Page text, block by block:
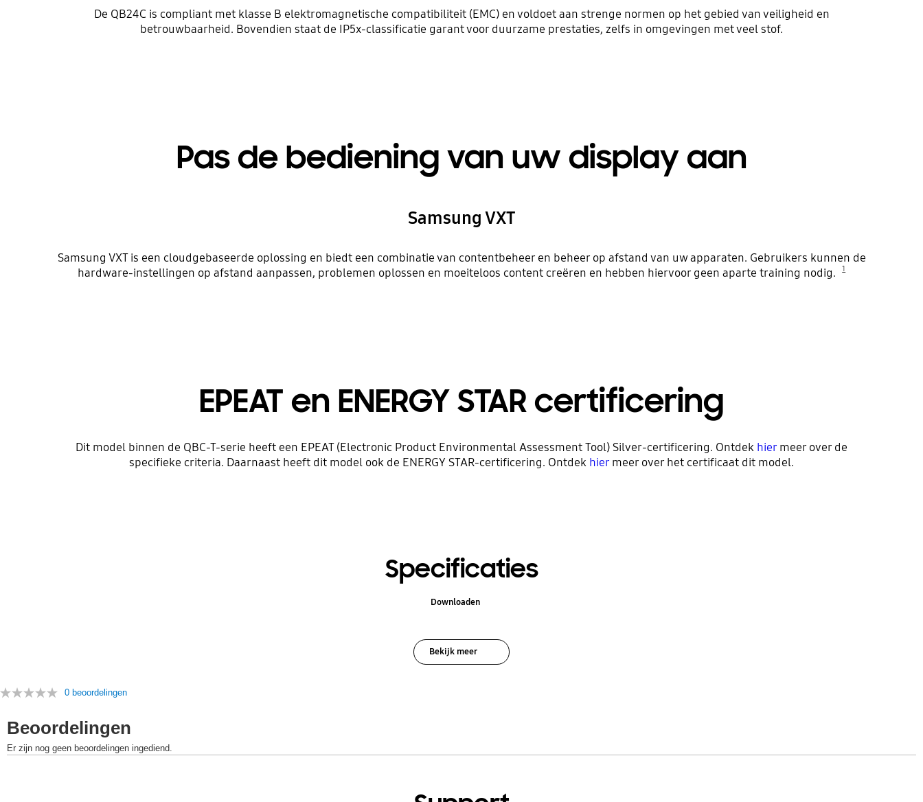
De QB24C is compliant met klasse B elektromagnetische compatibiliteit (EMC) en voldoet aan strenge normen op het gebied van veiligheid en
betrouwbaarheid. Bovendien staat de IP5x-classificatie garant voor duurzame prestaties, zelfs in omgevingen met veel stof.
Pas de bediening van uw display aan
Samsung VXT
Samsung VXT is een cloudgebaseerde oplossing en biedt een combinatie van contentbeheer en beheer op afstand van uw apparaten. Gebruikers kunnen de
hardware-instellingen op afstand aanpassen, problemen oplossen en moeiteloos content creëren en hebben hiervoor geen aparte training nodig.
1
EPEAT en ENERGY STAR certificering
Dit model binnen de QBC-T-serie heeft een EPEAT (Electronic Product Environmental Assessment Tool) Silver-certificering. Ontdek hier meer over de
specifieke criteria. Daarnaast heeft dit model ook de ENERGY STAR-certificering. Ontdek hier meer over het certificaat dit model.
Specificaties
Downloaden
Bekijk meer
0 beoordelingen